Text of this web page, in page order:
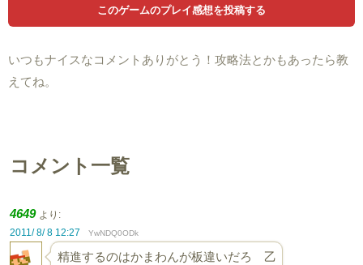
いつもナイスなコメントありがとう！攻略法とかもあったら教
えてね。
コメント一覧
4649 より:
2011/ 8/ 8 12:27
YwNDQ0ODk
精進するのはかまわんが板違いだろ 乙